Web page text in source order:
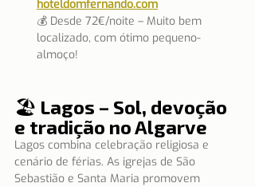
hoteldomfernando.com
💰 Desde 72€/noite – Muito bem
localizado, com ótimo pequeno-
almoço!
🏖 Lagos – Sol, devoção
e tradição no Algarve
Lagos combina celebração religiosa e
cenário de férias. As igrejas de São
Sebastião e Santa Maria promovem